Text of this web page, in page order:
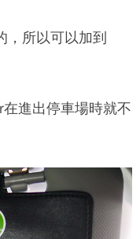
，所以可以加到
在進出停車場時就不